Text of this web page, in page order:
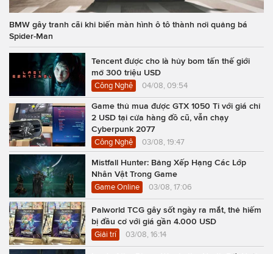
BMW gây tranh cãi khi biến màn hình ô tô thành nơi quảng bá
Spider-Man
Tencent được cho là hủy bom tấn thế giới
mở 300 triệu USD
Công Nghệ 04/08, 09:54
Game thủ mua được GTX 1050 Ti với giá chỉ
2 USD tại cửa hàng đồ cũ, vẫn chạy
Cyberpunk 2077
Công Nghệ 03/08, 19:47
Mistfall Hunter: Bảng Xếp Hạng Các Lớp
Nhân Vật Trong Game
Game Online 03/08, 17:06
Palworld TCG gây sốt ngày ra mắt, thẻ hiếm
bị đầu cơ với giá gần 4.000 USD
Giải trí 03/08, 16:14